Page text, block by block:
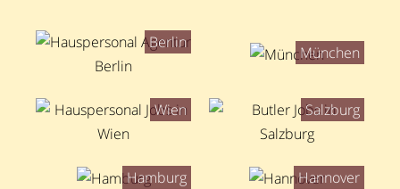
Berlin
München
Wien Salzburg
Hamburg Hannover